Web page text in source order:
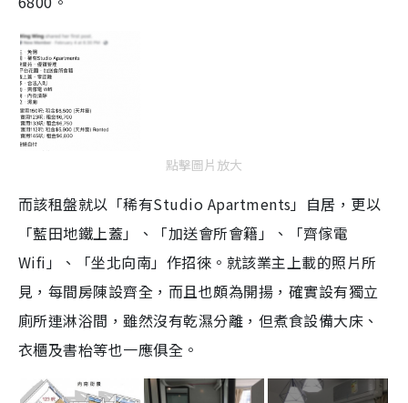
點擊圖片放大
而該租盤就以「稀有Studio Apartments」自居，更以
「藍田地鐵上蓋」、「加送會所會籍」、「齊傢電
Wifi」、「坐北向南」作招徠。就該業主上載的照片所
見，每間房陳設齊全，而且也頗為開揚，確實設有獨立
廁所連淋浴間，雖然沒有乾濕分離，但煮食設備大床、
衣櫃及書枱等也一應俱全。